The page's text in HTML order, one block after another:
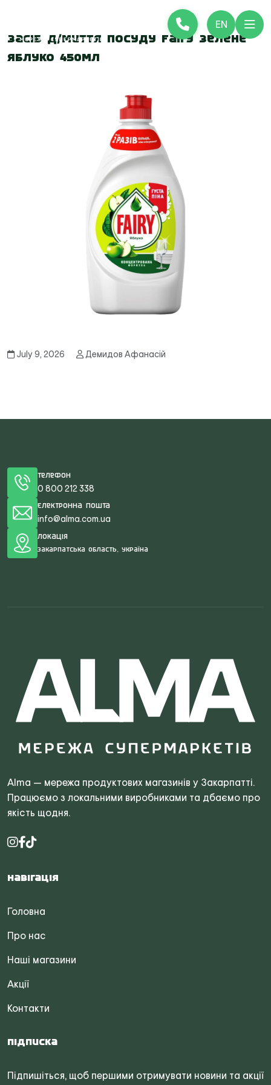
EN
Засіб д/миття посуду Fairy Зелене
яблуко 450мл
July 9, 2026 Демидов Афанасій
Телефон
0 800 212 338
Електронна пошта
info@alma.com.ua
Локація
Закарпатська область, Україна
Alma — мережа продуктових магазинів у Закарпатті.
Працюємо з локальними виробниками та дбаємо про
якість щодня.
Навігація
Головна
Про нас
Наші магазини
Акції
Контакти
Підписка
Підпишіться, щоб першими отримувати новини та акції